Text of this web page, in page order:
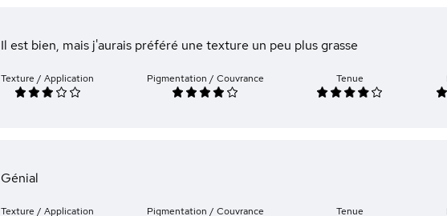
Il est bien, mais j'aurais préféré une texture un peu plus grasse
Texture / Application Pigmentation / Couvrance Tenue
Génial
Texture / Application Pigmentation / Couvrance Tenue